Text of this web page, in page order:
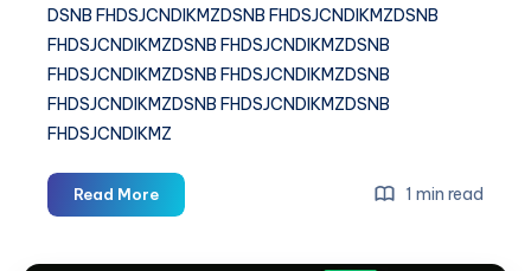
DSNB FHDSJCNDIKMZDSNB FHDSJCNDIKMZDSNB
FHDSJCNDIKMZDSNB FHDSJCNDIKMZDSNB
FHDSJCNDIKMZDSNB FHDSJCNDIKMZDSNB
FHDSJCNDIKMZDSNB FHDSJCNDIKMZDSNB
FHDSJCNDIKMZ
Read MoreDSNB
FHDSJCNDIKMZ
1 min read